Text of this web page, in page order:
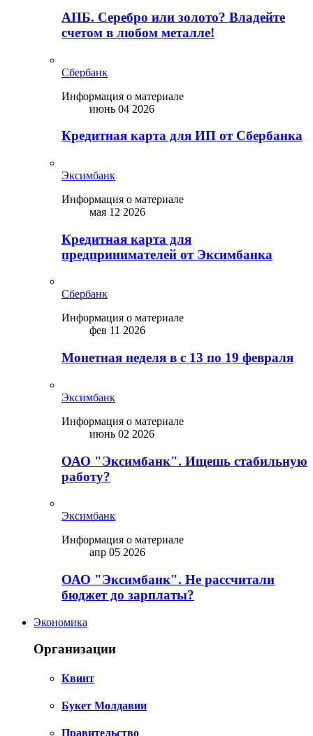
АПБ. Серебро или золото? Владейте
счетом в любом металле!
Сбербанк
Информация о материале
июнь 04 2026
Кредитная карта для ИП от Сбербанка
Эксимбанк
Информация о материале
мая 12 2026
Кредитная карта для
предпринимателей от Эксимбанка
Сбербанк
Информация о материале
фев 11 2026
Монетная неделя в с 13 по 19 февраля
Эксимбанк
Информация о материале
июнь 02 2026
ОАО "Эксимбанк". Ищешь стабильную
работу?
Эксимбанк
Информация о материале
апр 05 2026
ОАО "Эксимбанк". Не рассчитали
бюджет до зарплаты?
Экономика
Организации
Квинт
Букет Молдавии
Правительство